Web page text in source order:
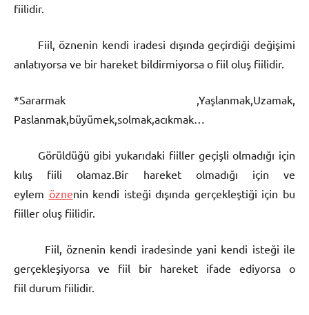
fiilidir.
Fiil, öznenin kendi iradesi dışında geçirdiği değişimi
anlatıyorsa ve bir hareket bildirmiyorsa o fiil oluş fiilidir.
*Sararmak ,Yaşlanmak,Uzamak,
Paslanmak,büyümek,solmak,acıkmak…
Görüldüğü gibi yukarıdaki fiiller geçişli olmadığı için
kılış fiili olamaz.Bir hareket olmadığı için ve
eylem öznenin kendi isteği dışında gerçekleştiği için bu
fiiller oluş fiilidir.
Fiil, öznenin kendi iradesinde yani kendi isteği ile
gerçekleşiyorsa ve fiil bir hareket ifade ediyorsa o
fiil durum fiilidir.